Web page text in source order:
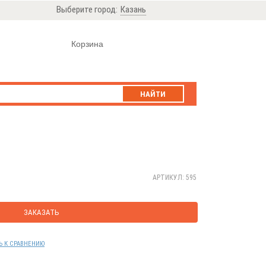
Выберите город: Казань
Корзина
НАЙТИ
АРТИКУЛ: 595
ЗАКАЗАТЬ
К СРАВНЕНИЮ